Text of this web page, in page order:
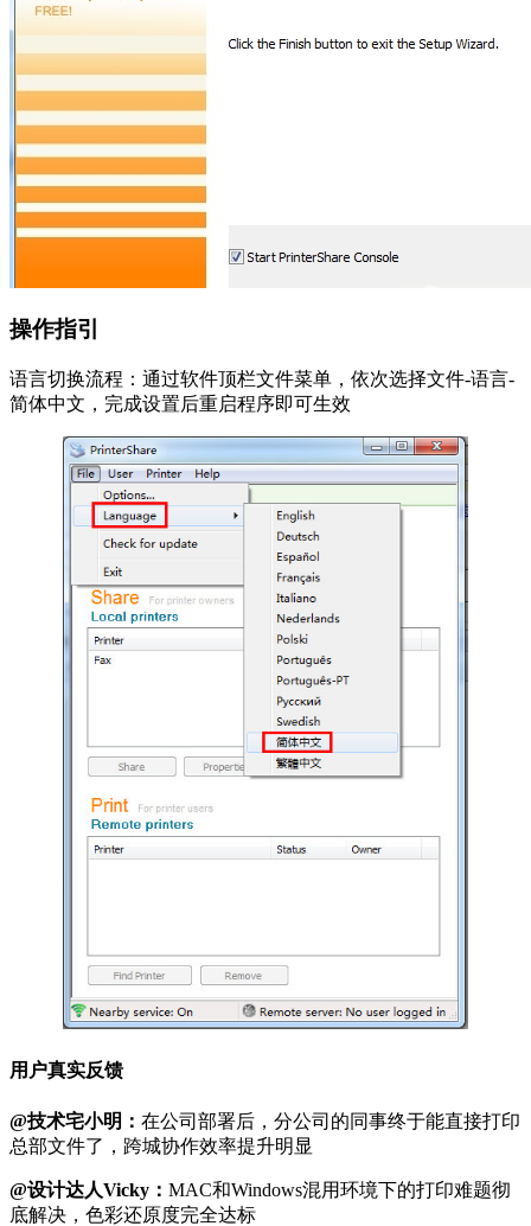
操作指引
语言切换流程：通过软件顶栏文件菜单，依次选择文件-语言-
简体中文，完成设置后重启程序即可生效
用户真实反馈
@技术宅小明： 在公司部署后，分公司的同事终于能直接打印
总部文件了，跨城协作效率提升明显
@设计达人Vicky： MAC和Windows混用环境下的打印难题彻
底解决，色彩还原度完全达标